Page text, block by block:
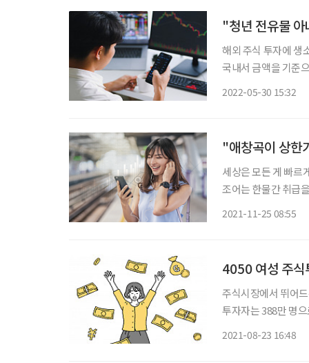
"청년 전유물
해외 주식 투자에 생
국내서 금액을 기준
2022-05-30 15:32
"애창곡이 상한
세상은 모든 게 빠르
조어는 한물간 취급
2021-11-25 08:55
4050 여성 주식
주식시장에서 뛰어
투자자는 388만 명
2021-08-23 16:48